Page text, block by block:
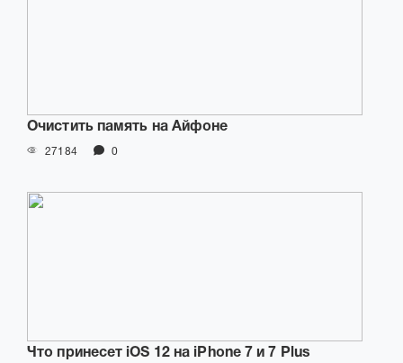
Очистить память на Айфоне
27184 0
Что принесет iOS 12 на iPhone 7 и 7 Plus